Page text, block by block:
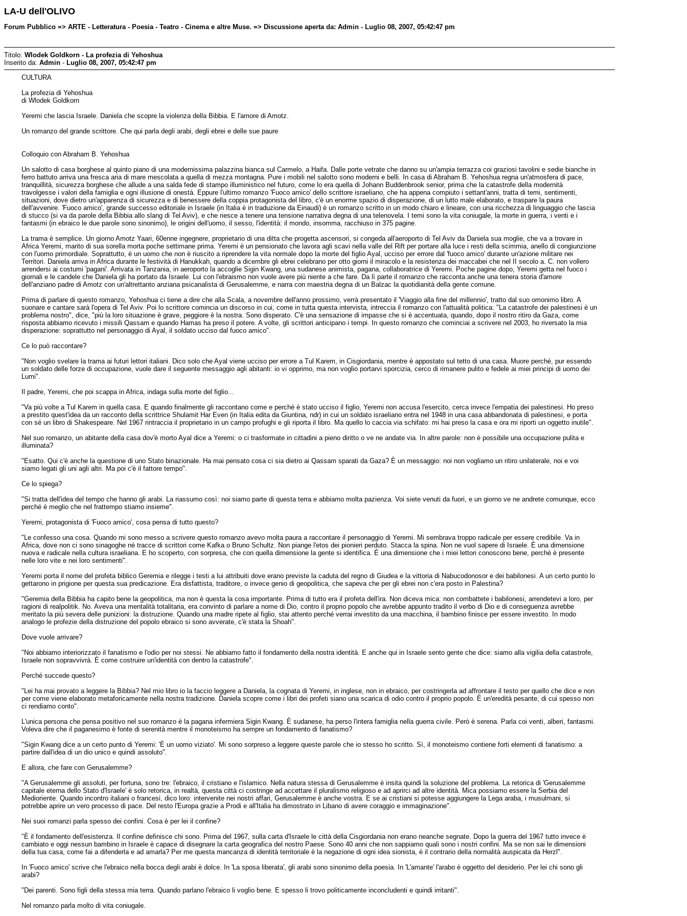
LA-U dell'OLIVO
Forum Pubblico => ARTE - Letteratura - Poesia - Teatro - Cinema e altre Muse. => Discussione aperta da: Admin - Luglio 08, 2007, 05:42:47 pm
Titolo: Wlodek Goldkorn - La profezia di Yehoshua
Inserito da: Admin - Luglio 08, 2007, 05:42:47 pm
CULTURA
La profezia di Yehoshua
di Wlodek Goldkorn
Yeremi che lascia Israele. Daniela che scopre la violenza della Bibbia. E l'amore di Amotz.
Un romanzo del grande scrittore. Che qui parla degli arabi, degli ebrei e delle sue paure
Colloquio con Abraham B. Yehoshua
Un salotto di casa borghese al quinto piano di una modernissima palazzina bianca sul Carmelo, a Haifa. Dalle porte vetrate che danno su un'ampia terrazza coi graziosi tavolini e sedie bianche in
ferro battuto arriva una fresca aria di mare mescolata a quella di mezza montagna. Pure i mobili nel salotto sono moderni e belli. In casa di Abraham B. Yehoshua regna un'atmosfera di pace,
tranquillità, sicurezza borghese che allude a una salda fede di stampo illuministico nel futuro, come lo era quella di Johann Buddenbrook senior, prima che la catastrofe della modernità
travolgesse i valori della famiglia e ogni illusione di onestà. Eppure l'ultimo romanzo 'Fuoco amico' dello scrittore israeliano, che ha appena compiuto i settant'anni, tratta di temi, sentimenti,
situazioni, dove dietro un'apparenza di sicurezza e di benessere della coppia protagonista del libro, c'è un enorme spazio di disperazione, di un lutto male elaborato, e traspare la paura
dell'avvenire. 'Fuoco amico', grande successo editoriale in Israele (in Italia è in traduzione da Einaudi) è un romanzo scritto in un modo chiaro e lineare, con una ricchezza di linguaggio che lascia
di stucco (si va da parole della Bibbia allo slang di Tel Aviv), e che riesce a tenere una tensione narrativa degna di una telenovela. I temi sono la vita coniugale, la morte in guerra, i venti e i
fantasmi (in ebraico le due parole sono sinonimo), le origini dell'uomo, il sesso, l'identità: il mondo, insomma, racchiuso in 375 pagine.
La trama è semplice. Un giorno Amotz Yaari, 60enne ingegnere, proprietario di una ditta che progetta ascensori, si congeda all'aeroporto di Tel Aviv da Daniela sua moglie, che va a trovare in
Africa Yeremi, marito di sua sorella morta poche settimane prima. Yeremi è un pensionato che lavora agli scavi nella valle del Rift per portare alla luce i resti della scimmia, anello di congiunzione
con l'uomo primordiale. Soprattutto, è un uomo che non è riuscito a riprendere la vita normale dopo la morte del figlio Ayal, ucciso per errore dal 'fuoco amico' durante un'azione militare nei
Territori. Daniela arriva in Africa durante le festività di Hanukkah, quando a dicembre gli ebrei celebrano per otto giorni il miracolo e la resistenza dei maccabei che nel II secolo a. C. non vollero
arrendersi ai costumi 'pagani'. Arrivata in Tanzania, in aeroporto la accoglie Sigin Kwang, una sudanese animista, pagana, collaboratrice di Yeremi. Poche pagine dopo, Yeremi getta nel fuoco i
giornali e le candele che Daniela gli ha portato da Israele. Lui con l'ebraismo non vuole avere più niente a che fare. Da lì parte il romanzo che racconta anche una tenera storia d'amore
dell'anziano padre di Amotz con un'altrettanto anziana psicanalista di Gerusalemme, e narra con maestria degna di un Balzac la quotidianità della gente comune.
Prima di parlare di questo romanzo, Yehoshua ci tiene a dire che alla Scala, a novembre dell'anno prossimo, verrà presentato il 'Viaggio alla fine del millennio', tratto dal suo omonimo libro. A
suonare e cantare sarà l'opera di Tel Aviv. Poi lo scrittore comincia un discorso in cui, come in tutta questa intervista, intreccia il romanzo con l'attualità politica: "La catastrofe dei palestinesi è un
problema nostro", dice, "più la loro situazione è grave, peggiore è la nostra. Sono disperato. C'è una sensazione di impasse che si è accentuata, quando, dopo il nostro ritiro da Gaza, come
risposta abbiamo ricevuto i missili Qassam e quando Hamas ha preso il potere. A volte, gli scrittori anticipano i tempi. In questo romanzo che cominciai a scrivere nel 2003, ho riversato la mia
disperazione: soprattutto nel personaggio di Ayal, il soldato ucciso dal fuoco amico".
Ce lo può raccontare?
"Non voglio svelare la trama ai futuri lettori italiani. Dico solo che Ayal viene ucciso per errore a Tul Karem, in Cisgiordania, mentre è appostato sul tetto di una casa. Muore perché, pur essendo
un soldato delle forze di occupazione, vuole dare il seguente messaggio agli abitanti: io vi opprimo, ma non voglio portarvi sporcizia, cerco di rimanere pulito e fedele ai miei principi di uomo dei
Lumi".
Il padre, Yeremi, che poi scappa in Africa, indaga sulla morte del figlio...
"Va più volte a Tul Karem in quella casa. E quando finalmente gli raccontano come e perché è stato ucciso il figlio, Yeremi non accusa l'esercito, cerca invece l'empatia dei palestinesi. Ho preso
a prestito quest'idea da un racconto della scrittrice Shulamit Har Even (in Italia edita da Giuntina, ndr) in cui un soldato israeliano entra nel 1948 in una casa abbandonata di palestinesi, e porta
con sé un libro di Shakespeare. Nel 1967 rintraccia il proprietario in un campo profughi e gli riporta il libro. Ma quello lo caccia via schifato: mi hai preso la casa e ora mi riporti un oggetto inutile".
Nel suo romanzo, un abitante della casa dov'è morto Ayal dice a Yeremi: o ci trasformate in cittadini a pieno diritto o ve ne andate via. In altre parole: non è possibile una occupazione pulita e
illuminata?
"Esatto. Qui c'è anche la questione di uno Stato binazionale. Ha mai pensato cosa ci sia dietro ai Qassam sparati da Gaza? È un messaggio: noi non vogliamo un ritiro unilaterale, noi e voi
siamo legati gli uni agli altri. Ma poi c'è il fattore tempo".
Ce lo spiega?
"Si tratta dell'idea del tempo che hanno gli arabi. La riassumo così: noi siamo parte di questa terra e abbiamo molta pazienza. Voi siete venuti da fuori, e un giorno ve ne andrete comunque, ecco
perché è meglio che nel frattempo stiamo insieme".
Yeremi, protagonista di 'Fuoco amico', cosa pensa di tutto questo?
"Le confesso una cosa. Quando mi sono messo a scrivere questo romanzo avevo molta paura a raccontare il personaggio di Yeremi. Mi sembrava troppo radicale per essere credibile. Va in
Africa, dove non ci sono sinagoghe né tracce di scrittori come Kafka o Bruno Schultz. Non piange l'etos dei pionieri perduto. Stacca la spina. Non ne vuol sapere di Israele. È una dimensione
nuova e radicale nella cultura israeliana. E ho scoperto, con sorpresa, che con quella dimensione la gente si identifica. È una dimensione che i miei lettori conoscono bene, perché è presente
nelle loro vite e nei loro sentimenti".
Yeremi porta il nome del profeta biblico Geremia e rilegge i testi a lui attribuiti dove erano previste la caduta del regno di Giudea e la vittoria di Nabucodonosor e dei babilonesi. A un certo punto lo
gettarono in prigione per questa sua predicazione. Era disfattista, traditore, o invece genio di geopolitica, che sapeva che per gli ebrei non c'era posto in Palestina?
"Geremia della Bibbia ha capito bene la geopolitica, ma non è questa la cosa importante. Prima di tutto era il profeta dell'ira. Non diceva mica: non combattete i babilonesi, arrendetevi a loro, per
ragioni di realpolitik. No. Aveva una mentalità totalitaria, era convinto di parlare a nome di Dio, contro il proprio popolo che avrebbe appunto tradito il verbo di Dio e di conseguenza avrebbe
meritato la più severa delle punizioni: la distruzione. Quando una madre ripete al figlio, stai attento perché verrai investito da una macchina, il bambino finisce per essere investito. In modo
analogo le profezie della distruzione del popolo ebraico si sono avverate, c'è stata la Shoah".
Dove vuole arrivare?
"Noi abbiamo interiorizzato il fanatismo e l'odio per noi stessi. Ne abbiamo fatto il fondamento della nostra identità. E anche qui in Israele sento gente che dice: siamo alla vigilia della catastrofe,
Israele non sopravvivrà. È come costruire un'identità con dentro la catastrofe".
Perché succede questo?
"Lei ha mai provato a leggere la Bibbia? Nel mio libro io la faccio leggere a Daniela, la cognata di Yeremi, in inglese, non in ebraico, per costringerla ad affrontare il testo per quello che dice e non
per come viene elaborato metaforicamente nella nostra tradizione. Daniela scopre come i libri dei profeti siano una scarica di odio contro il proprio popolo. È un'eredità pesante, di cui spesso non
ci rendiamo conto".
L'unica persona che pensa positivo nel suo romanzo è la pagana infermiera Sigin Kwang. È sudanese, ha perso l'intera famiglia nella guerra civile. Però è serena. Parla coi venti, alberi, fantasmi.
Voleva dire che il paganesimo è fonte di serenità mentre il monoteismo ha sempre un fondamento di fanatismo?
"Sigin Kwang dice a un certo punto di Yeremi: 'È un uomo viziato'. Mi sono sorpreso a leggere queste parole che io stesso ho scritto. Sì, il monoteismo contiene forti elementi di fanatismo: a
partire dall'idea di un dio unico e quindi assoluto".
E allora, che fare con Gerusalemme?
"A Gerusalemme gli assoluti, per fortuna, sono tre: l'ebraico, il cristiano e l'islamico. Nella natura stessa di Gerusalemme è insita quindi la soluzione del problema. La retorica di 'Gerusalemme
capitale eterna dello Stato d'Israele' è solo retorica, in realtà, questa città ci costringe ad accettare il pluralismo religioso e ad aprirci ad altre identità. Mica possiamo essere la Serbia del
Medioriente. Quando incontro italiani o francesi, dico loro: intervenite nei nostri affari, Gerusalemme è anche vostra. E se ai cristiani si potesse aggiungere la Lega araba, i musulmani, si
potrebbe aprire un vero processo di pace. Del resto l'Europa grazie a Prodi e all'Italia ha dimostrato in Libano di avere coraggio e immaginazione".
Nei suoi romanzi parla spesso dei confini. Cosa è per lei il confine?
"È il fondamento dell'esistenza. Il confine definisce chi sono. Prima del 1967, sulla carta d'Israele le città della Cisgiordania non erano neanche segnate. Dopo la guerra del 1967 tutto invece è
cambiato e oggi nessun bambino in Israele è capace di disegnare la carta geografica del nostro Paese. Sono 40 anni che non sappiamo quali sono i nostri confini. Ma se non sai le dimensioni
della tua casa, come fai a difenderla e ad amarla? Per me questa mancanza di identità territoriale è la negazione di ogni idea sionista, è il contrario della normalità auspicata da Herzl".
In 'Fuoco amico' scrive che l'ebraico nella bocca degli arabi è dolce. In 'La sposa liberata', gli arabi sono sinonimo della poesia. In 'L'amante' l'arabo è oggetto del desiderio. Per lei chi sono gli
arabi?
"Dei parenti. Sono figli della stessa mia terra. Quando parlano l'ebraico li voglio bene. E spesso li trovo politicamente inconcludenti e quindi irritanti".
Nel romanzo parla molto di vita coniugale.